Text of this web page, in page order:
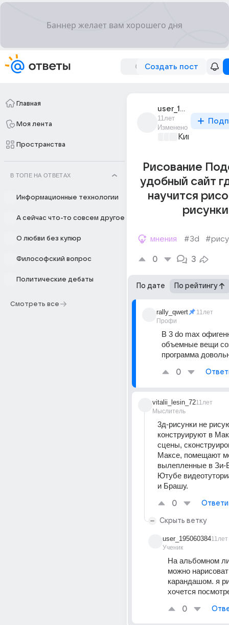
Создать пост
Главная
Моя лента
Пространства
В ТОПЕ НА ОТВЕТАХ
Информационные технологии
А сейчас что-то совсем другое
О любви без купюр
Философский вопрос
Политические дебаты
Смотреть все
user_195060384
11лет
Изменено
Киномания
Рисование
удобный сайт
научится
мнения #3d
0 3
По дате По рейтингу
rally_qwert
Профи
11лет
В 3 do max
объемные вещи
программа
0
vitalii_lesin_72
Мыслитель
11лет
3д-рисунки не
конструируют в
сцены,
Максе, помещают
вылепленные в
Ютубе
и Брашу.
0
Скрыть ветку
user_195060384
Ученик
11лет
На альбомном
можно
карандашом. я
хочется
0